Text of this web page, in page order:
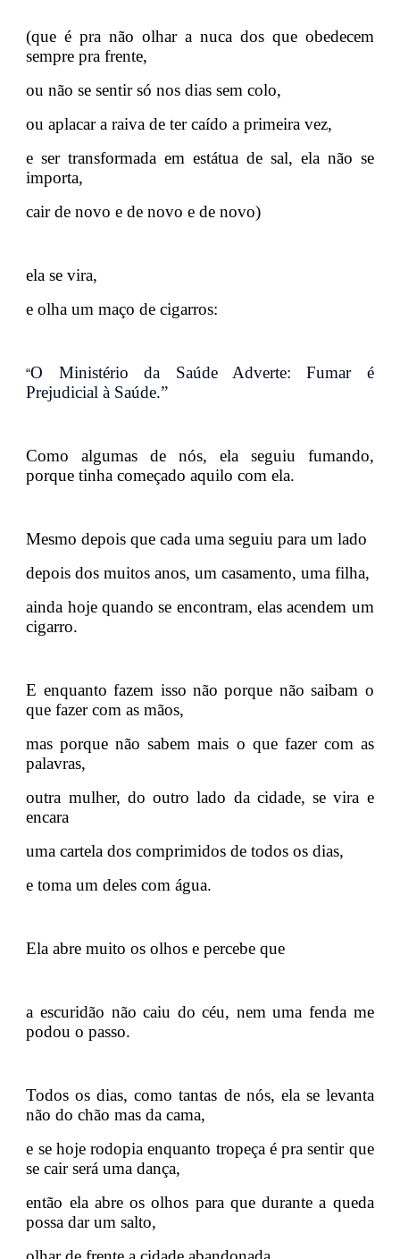
(que é pra não olhar a nuca dos que obedecem
sempre pra frente,
ou não se sentir só nos dias sem colo,
ou aplacar a raiva de ter caído a primeira vez,
e ser transformada em estátua de sal, ela não se
importa,
cair de novo e de novo e de novo)
ela se vira,
e olha um maço de cigarros:
“O Ministério da Saúde Adverte: Fumar é
Prejudicial à Saúde.”
Como algumas de nós, ela seguiu fumando,
porque tinha começado aquilo com ela.
Mesmo depois que cada uma seguiu para um lado
depois dos muitos anos, um casamento, uma filha,
ainda hoje quando se encontram, elas acendem um
cigarro.
E enquanto fazem isso não porque não saibam o
que fazer com as mãos,
mas porque não sabem mais o que fazer com as
palavras,
outra mulher, do outro lado da cidade, se vira e
encara
uma cartela dos comprimidos de todos os dias,
e toma um deles com água.
Ela abre muito os olhos e percebe que
a escuridão não caiu do céu, nem uma fenda me
podou o passo.
Todos os dias, como tantas de nós, ela se levanta
não do chão mas da cama,
e se hoje rodopia enquanto tropeça é pra sentir que
se cair será uma dança,
então ela abre os olhos para que durante a queda
possa dar um salto,